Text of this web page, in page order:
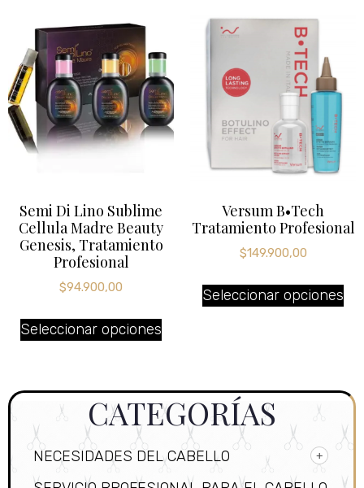
Semi Di Lino Sublime
Cellula Madre Beauty
Genesis, Tratamiento
Profesional
$94.900,00
Seleccionar opciones
Versum B•Tech
Tratamiento Profesional
$149.900,00
Seleccionar opciones
CATEGORÍAS
NECESIDADES DEL CABELLO